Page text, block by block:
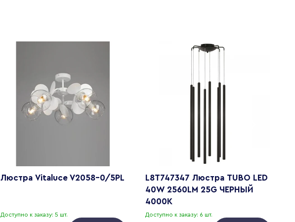
Люстра Vitaluce V2058-0/5PL
Доступно к заказу: 5 шт.
L8T747347 Люстра TUBO LED
40W 2560LM 25G ЧЕРНЫЙ
4000K
Доступно к заказу: 6 шт.